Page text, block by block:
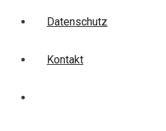
Datenschutz
Kontakt